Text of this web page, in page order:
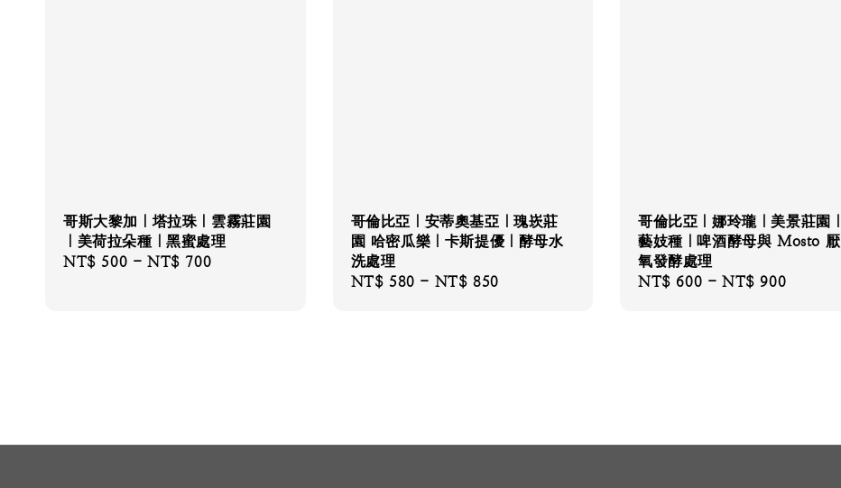
哥斯大黎加｜塔拉珠｜雲霧莊園
｜美荷拉朵種｜黑蜜處理
Regular
NT$ 500 -NT$ 700
哥倫比亞｜安蒂奧基亞｜瑰崁莊
園 哈密瓜樂｜卡斯提優｜酵母水
洗處理
Regular
NT$ 580 - NT$ 850
哥倫比亞｜娜玲瓏｜美景莊園｜
藝妓種｜啤酒酵母與 Mosto 厭
氧發酵處理
Regular
NT$ 600 -NT$ 900